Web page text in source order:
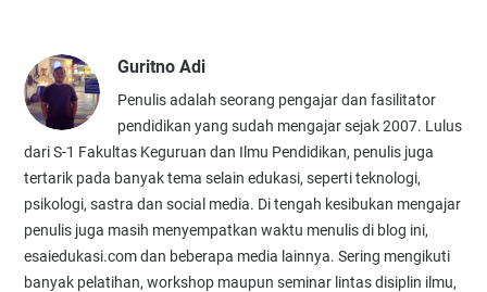
Guritno Adi
Penulis adalah seorang pengajar dan fasilitator
pendidikan yang sudah mengajar sejak 2007. Lulus
dari S-1 Fakultas Keguruan dan Ilmu Pendidikan, penulis juga
tertarik pada banyak tema selain edukasi, seperti teknologi,
psikologi, sastra dan social media. Di tengah kesibukan mengajar
penulis juga masih menyempatkan waktu menulis di blog ini,
esaiedukasi.com dan beberapa media lainnya. Sering mengikuti
banyak pelatihan, workshop maupun seminar lintas disiplin ilmu,